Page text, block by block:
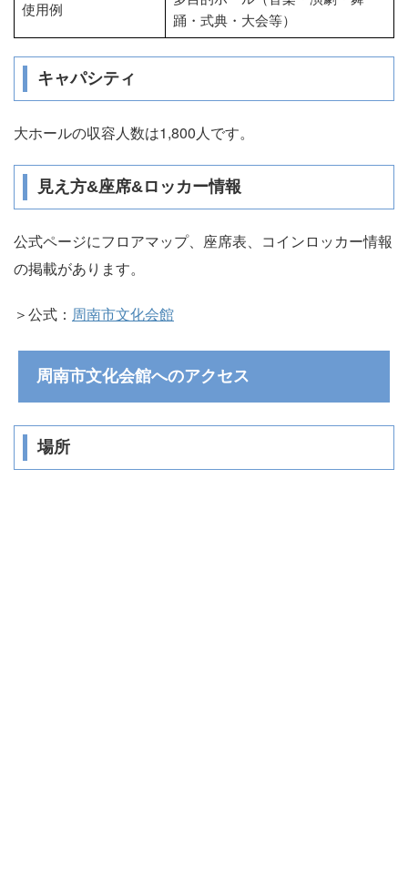
使用例
踊・式典・大会等）
キャパシティ
大ホールの収容人数は1,800人です。
見え方&座席&ロッカー情報
公式ページにフロアマップ、座席表、コインロッカー情報
の掲載があります。
＞公式： 周南市文化会館
周南市文化会館へのアクセス
場所